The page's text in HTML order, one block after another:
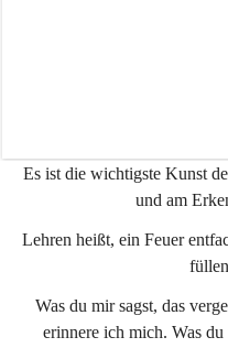
e
n
Es ist die wichtigste Kunst
und am
Lehren heißt, ein Feuer
Was du mir sagst, das
erinnere ich mich. Was